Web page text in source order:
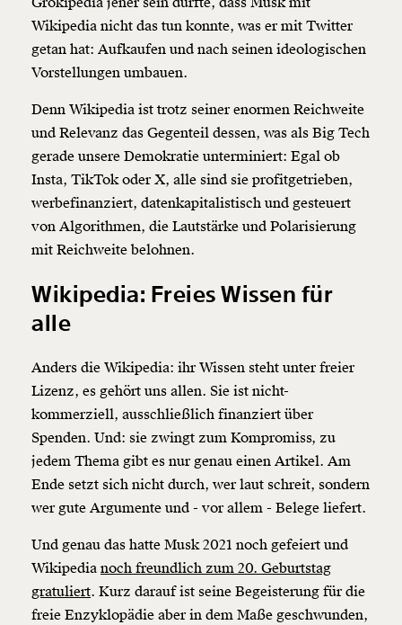
Wikipedia nicht das tun konnte, was er mit Twitter
getan hat: Aufkaufen und nach seinen ideologischen
Vorstellungen umbauen.
Denn Wikipedia ist trotz seiner enormen Reichweite
und Relevanz das Gegenteil dessen, was als Big Tech
gerade unsere Demokratie unterminiert: Egal ob
Insta, TikTok oder X, alle sind sie profitgetrieben,
werbefinanziert, datenkapitalistisch und gesteuert
von Algorithmen, die Lautstärke und Polarisierung
mit Reichweite belohnen.
Wikipedia: Freies Wissen für
alle
Anders die Wikipedia: ihr Wissen steht unter freier
Lizenz, es gehört uns allen. Sie ist nicht-
kommerziell, ausschließlich finanziert über
Spenden. Und: sie zwingt zum Kompromiss, zu
jedem Thema gibt es nur genau einen Artikel. Am
Ende setzt sich nicht durch, wer laut schreit, sondern
wer gute Argumente und - vor allem - Belege liefert.
Und genau das hatte Musk 2021 noch gefeiert und
Wikipedia noch freundlich zum 20. Geburtstag
gratuliert. Kurz darauf ist seine Begeisterung für die
freie Enzyklopädie aber in dem Maße geschwunden,